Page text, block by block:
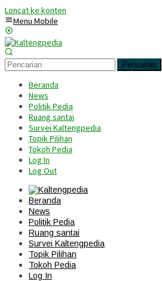
Loncat ke konten
Menu Mobile
Pencarian
Beranda
News
Politik Pedia
Ruang santai
Survei Kaltengpedia
Topik Pilihan
Tokoh Pedia
Log In
Log Out
Beranda
News
Politik Pedia
Ruang santai
Survei Kaltengpedia
Topik Pilihan
Tokoh Pedia
Log In